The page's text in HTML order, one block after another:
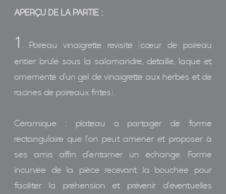
APERÇU DE LA PARTIE :
1
Poireau vinaigrette revisité (cœur de poireau
entier brûlé sous la salamandre, détaillé, laqué et
ornementé d'un gel de vinaigrette aux herbes et de
racines de poireaux frites).
Céramique : plateau à partager de forme
rectangulaire que l'on peut amener et proposer à
ses amis affin d'entamer un échange. Forme
incurvée de la pièce recevant la bouchée pour
faciliter la préhension et prévenir d'éventuelles